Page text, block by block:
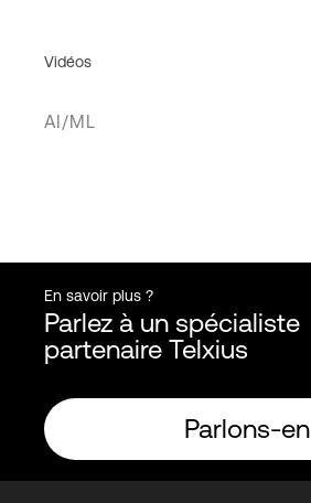
Vidéos
AI/ML
En savoir plus ?
Parlez à un spécialiste
partenaire Telxius
Parlons-en